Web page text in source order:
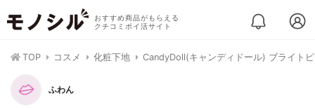
おすすめ商品がもらえる
クチコミポイ活サイト
TOP コスメ 化粧下地 CandyDoll(キャンディドール) ブライト
ふわん